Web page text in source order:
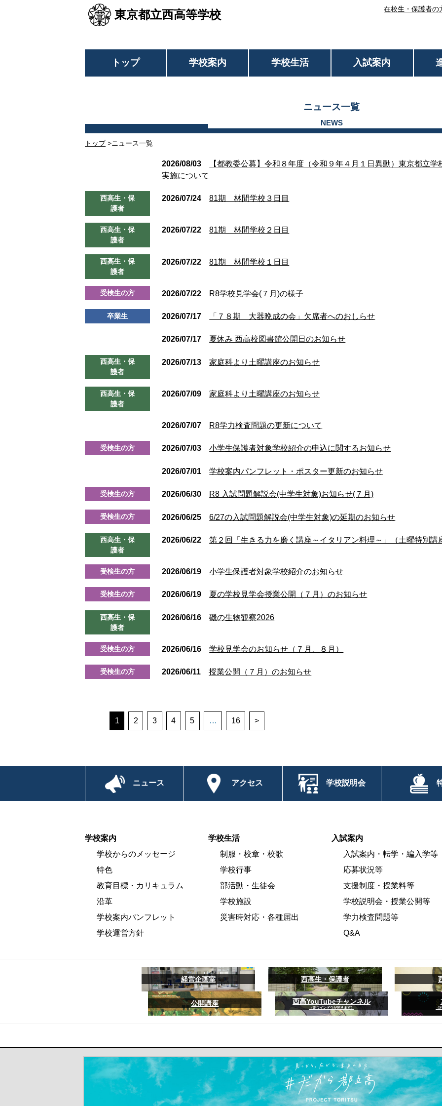
東京都立西高等学校
トップ 学校案内 学校生活 入試案内
在校生・保護者の
トップ>ニュース一覧
ニュース一覧
2026/08/03
【都教委公募】令和８年度（令和９年４月１日異動）東京都立
実施について
西高生・保
護者
2026/07/24 81期 林間学校３日目
西高生・保
護者
2026/07/22 81期 林間学校２日目
西高生・保
護者
2026/07/22 81期 林間学校１日目
受検生の方 2026/07/22 R8学校見学会(７月)の様子
卒業生 2026/07/17 「７８期 大器晩成の会」欠席者へのおしらせ
2026/07/17 夏休み 西高校図書館公開日のお知らせ
西高生・保
護者
2026/07/13 家庭科より土曜講座のお知らせ
西高生・保
護者
2026/07/09 家庭科より土曜講座のお知らせ
2026/07/07 R8学力検査問題の更新について
受検生の方 2026/07/03 小学生保護者対象学校紹介の申込に関するお知らせ
2026/07/01 学校案内パンフレット・ポスター更新のお知らせ
受検生の方 2026/06/30 R8 入試問題解説会(中学生対象)お知らせ(７月)
受検生の方 2026/06/25 6/27の入試問題解説会(中学生対象)の延期のお知らせ
西高生・保
護者
2026/06/22 第２回「生きる力を磨く講座～イタリアン料理～」（土曜特別講
受検生の方 2026/06/19 小学生保護者対象学校紹介のお知らせ
受検生の方 2026/06/19 夏の学校見学会授業公開（７月）のお知らせ
西高生・保
護者
2026/06/16 磯の生物観察2026
受検生の方 2026/06/16 学校見学会のお知らせ（７月、８月）
受検生の方 2026/06/11 授業公開（７月）のお知らせ
1 2 3 4 5 … 16 >
ニュース アクセス 学校説明会
学校案内
学校からのメッセージ
特色
教育目標・カリキュラム
沿革
学校案内パンフレット
学校運営方針
学校生活
制服・校章・校歌
学校行事
部活動・生徒会
学校施設
災害時対応・各種届出
入試案内
入試案内・転学・編入学等
応募状況等
支援制度・授業料等
学校説明会・授業公開等
学力検査問題等
Q&A
経営企画室 西高生・保護者
公開講座 西高YouTubeチャンネル
（別ウインドウが開きます） （
＃だから都立高（別ウインドウが開きます）